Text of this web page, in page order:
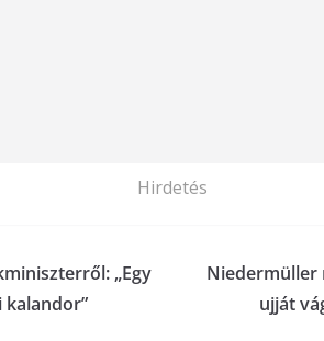
Hirdetés
„Egy
Niedermüller
ujját